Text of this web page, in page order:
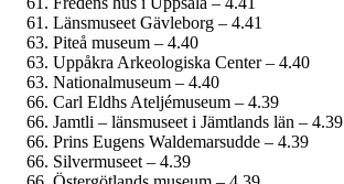
Länsmuseet Gävleborg – 4.41
Piteå museum – 4.40
Uppåkra Arkeologiska Center – 4.40
National­museum – 4.40
Carl Eldhs Ateljémuseum – 4.39
Jamtli – länsmuseet i Jämtlands län – 4.39
Prins Eugens Waldemarsudde – 4.39
Silvermuseet – 4.39